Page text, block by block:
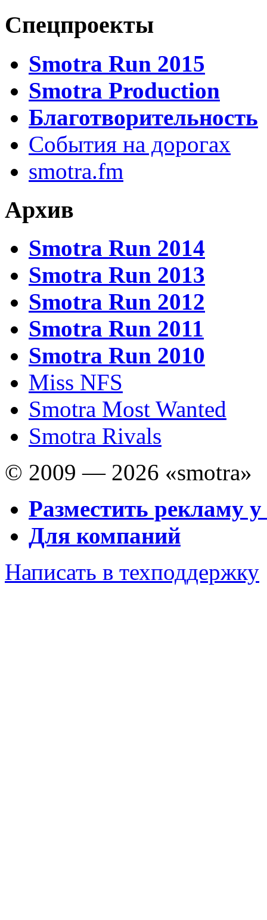
Спецпроекты
Smotra Run 2015
Smotra Production
Благотворительность
События на дорогах
smotra.fm
Архив
Smotra Run 2014
Smotra Run 2013
Smotra Run 2012
Smotra Run 2011
Smotra Run 2010
Miss NFS
Smotra Most Wanted
Smotra Rivals
© 2009 — 2026 «smotra»
Разместить рекламу у
Для компаний
Написать в техподдержку